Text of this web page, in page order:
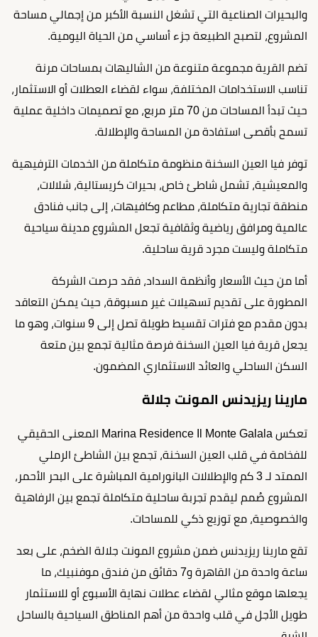
والبحيرات الصناعية التي تشغل النسبة الأكبر من إجمالي مساحة
المشروع، لتصبح الطبيعة جزء أساسي من الحياة اليومية.
تضم القرية مجموعة متنوعة من الشاليهات بمساحات مرنة
تناسب الاستخدامات المختلفة، سواء لقضاء العطلات أو الاستثمار،
حيث تبدأ المساحات من 70 متر مربع، مع تصميمات داخلية عملية
تسمح بأقصى استفادة من المساحة والإطلالة.
توفر فيا العين السخنة منظومة متكاملة من الخدمات الترفيهية
والمعيشية، تشمل شاطئ خاص، بحيرات كريستالية، شلالات،
منطقة تجارية متكاملة، مطاعم وكافيهات، إلى جانب فنادق
عالمية ومرافق رياضية وثقافية تجعل المشروع مدينة سياحية
متكاملة وليست مجرد قرية ساحلية.
أما من حيث الأسعار وأنظمة السداد، فقد حرصت الشركة
المطورة على تقديم تسهيلات غير مسبوقة، حيث يمكن التعاقد
بدون مقدم مع فترات تقسيط طويلة تصل إلى 9 سنوات، وهو ما
يجعل قرية فيا العين السخنة فرصة مثالية تجمع بين متعة
السكن الساحلي والعائد الاستثماري المضمون.
مارينا ريزيدنس المونت جلالة
تعكس Marina Residence Il Monte Galala المعنى الحقيقي
للفخامة في قلب العين السخنة، تجمع بين الشاطئ الرملي
الممتد لـ 3 كم والإطلالات البانورامية المباشرة على البحر الأحمر،
المشروع صُمم ليقدم تجربة ساحلية متكاملة تجمع بين الرفاهية
والخصوصية، مع توزيع ذكي للمساحات.
تقع مارينا ريزيدنس ضمن مشروع المونت جلالة الضخم، على بعد
ساعة واحدة من القاهرة و7 دقائق من فندق موفنبيك، ما
يجعلها موقع مثالي لقضاء عطلات نهاية الأسبوع أو للاستثمار
طويل الأجل في قلب واحدة من أهم المناطق السياحية بالساحل